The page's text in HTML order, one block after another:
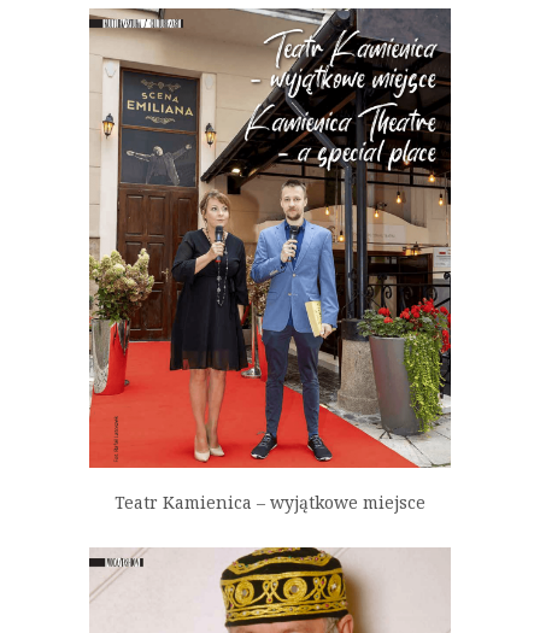
Teatr Kamienica – wyjątkowe miejsce